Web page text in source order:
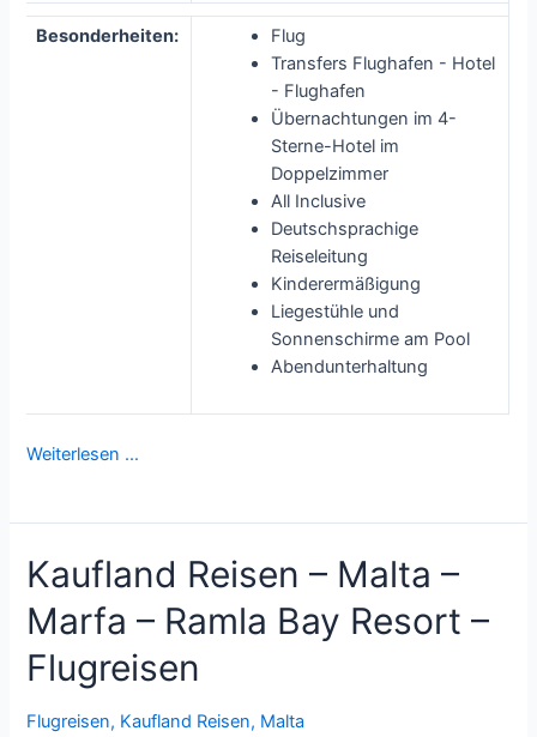
Besonderheiten:
Flug
Transfers Flughafen - Hotel
- Flughafen
Übernachtungen im 4-
Sterne-Hotel im
Doppelzimmer
All Inclusive
Deutschsprachige
Reiseleitung
Kinderermäßigung
Liegestühle und
Sonnenschirme am Pool
Abendunterhaltung
Weiterlesen …
Kaufland Reisen – Malta –
Marfa – Ramla Bay Resort –
Flugreisen
Flugreisen, Kaufland Reisen, Malta